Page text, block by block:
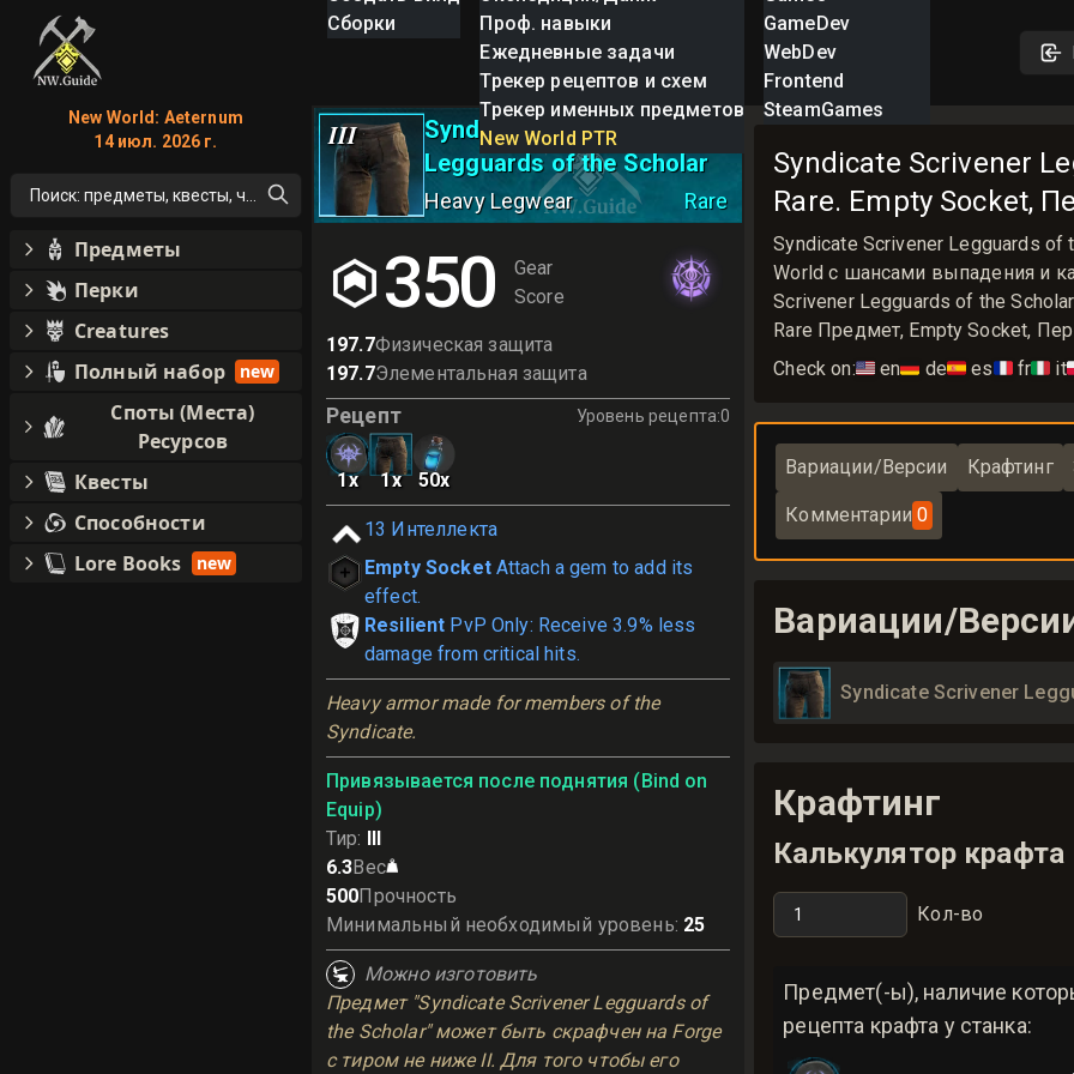
Сборки
Проф. навыки
Ежедневные задачи
Трекер рецептов и схем
Трекер именных предметов
New World PTR
GameDev
WebDev
Frontend
SteamGames
III
Syndicate Scrivener
Legguards of the Scholar
Heavy Legwear Rare
350
Gear
Score
197.7Физическая защита
197.7Элементальная защита
Рецепт Уровень рецепта:0
1x 1x 50x
13 Интеллекта
Empty Socket Attach a gem to add its
effect.
Resilient PvP Only: Receive 3.9% less
damage from critical hits.
Heavy armor made for members of the
Syndicate.
Привязывается после поднятия (Bind on
Equip)
Тир: III
6.3Вес
500Прочность
Минимальный необходимый уровень: 25
Можно изготовить
Предмет "Syndicate Scrivener Legguards of
the Scholar" может быть скрафчен на Forge
с тиром не ниже II. Для того чтобы его
Syndicate Scrivener
Rare. Empty Socket,
Syndicate Scrivener Legguards
World с шансами выпадения и
Scrivener Legguards of the
Rare Предмет, Empty Socket,
Check on:🇺🇸 en🇩🇪 de🇪🇸 es🇫🇷 fr🇮🇹 it
Вариации/Версии Крафтинг
Комментарии 0
Вариации/
Syndicate Scrivener
Крафтинг
Калькулятор крафта
Кол-во
Предмет(-ы), наличие
рецепта крафта у станка:
New World: Aeternum
14 июл. 2026 г.
Поиск: предметы, квесты, что угодно!
Предметы
Перки
Creatures
Полный набор
new
Споты (Места)
Ресурсов
Квесты
Способности
Lore Books
new